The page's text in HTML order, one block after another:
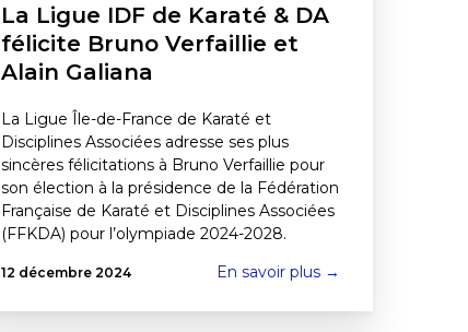
La Ligue IDF de Karaté & DA
félicite Bruno Verfaillie et
Alain Galiana
La Ligue Île-de-France de Karaté et
Disciplines Associées adresse ses plus
sincères félicitations à Bruno Verfaillie pour
son élection à la présidence de la Fédération
Française de Karaté et Disciplines Associées
(FFKDA) pour l’olympiade 2024-2028.
12 décembre 2024 En savoir plus →